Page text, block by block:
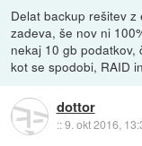
Delat backup rešitev
zadeva, še nov ni
nekaj 10 gb podatkov,
kot se spodobi, RAID
dottor
::9. okt 2016,